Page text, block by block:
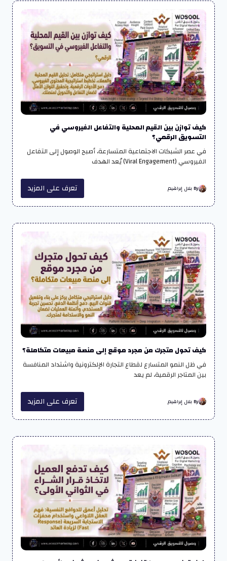
كيف توازن بين القيم المحلية والتفاعل الفيروسي في
التسويق الرقمي؟
في عصر الشبكات الاجتماعية المتسارعة، أصبح الوصول إلى التفاعل
الفيروسي (Viral Engagement) يُعد الهدف
By بلال إبراهيم تعرف على المزيد
كيف تحول متجرك من مجرد موقع إلى منصة مبيعات متكاملة؟
في ظل النمو المتسارع لقطاع التجارة الإلكترونية واشتداد المنافسة
بين المتاجر الرقمية، لم يعد
By بلال إبراهيم تعرف على المزيد